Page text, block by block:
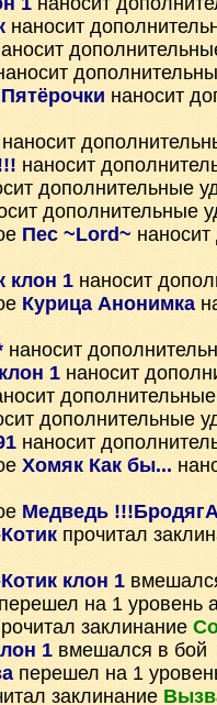
наносит
наносит
наносит
наносит
дополнительные
дополнительные
Пес ~Lord~
клон 1 наносит
Курица Анонимка
наносит
1 наносит
дополнительные
наносит
Хомяк Как бы...
Медведь
прочитал
клон 1
перешел на 1 уровень
заклинание
1 вмешался в бой
перешел на 1
заклинание